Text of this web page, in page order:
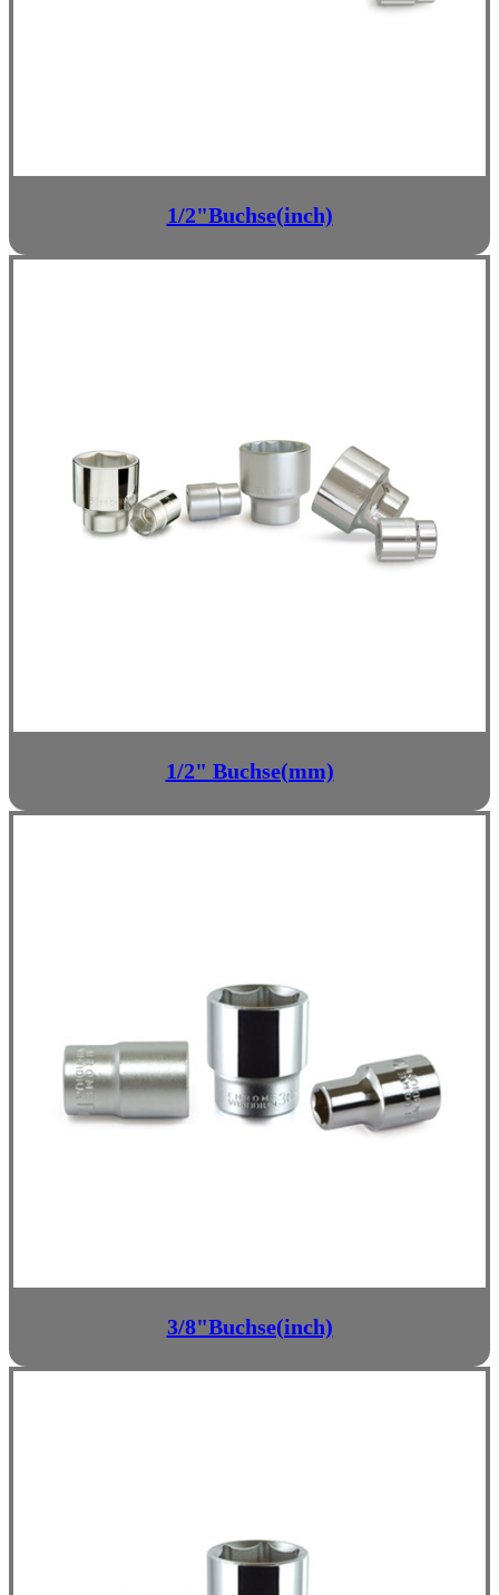
1/2"Buchse(inch)
1/2" Buchse(mm)
3/8"Buchse(inch)